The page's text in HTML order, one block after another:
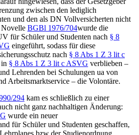
zwischen den lediglich
und den als DN Vollversicherten nicht
BGBl 1976/704wurde die
für Schüler und Studenten nach § 8
eingeführt, sodass für diese
nach § 8 Abs 1 Z 3 lit c
§ 8 Abs 1 Z 3 lit c ASVG verblieben –
Lehrenden bei Schulungen ua von
Arbeitsmarktservice – die Volontäre.
294 kam es schließlich zu einer
nicht ganz nachhaltigen Änderung:
wurde ein neuer
für Schüler und Studenten geschaffen,
bzw der Studienordnung